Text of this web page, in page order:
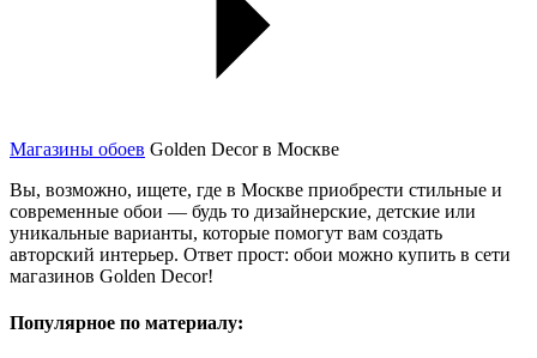
Магазины обоев Golden Decor в Москве
Вы, возможно, ищете, где в Москве приобрести стильные и
современные обои — будь то дизайнерские, детские или
уникальные варианты, которые помогут вам создать
авторский интерьер. Ответ прост: обои можно купить в сети
магазинов Golden Decor!
Популярное по материалу: